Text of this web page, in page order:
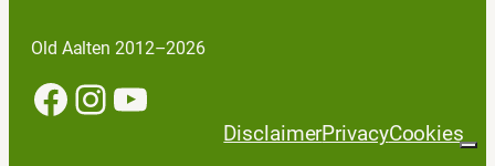
Old Aalten 2012–2026
Facebook InstagramYouTube
DisclaimerPrivacyCookies